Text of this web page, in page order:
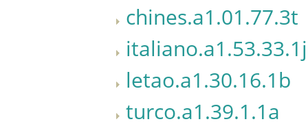
chines.a1.01.77.3t
italiano.a1.53.33.1j
letao.a1.30.16.1b
turco.a1.39.1.1a